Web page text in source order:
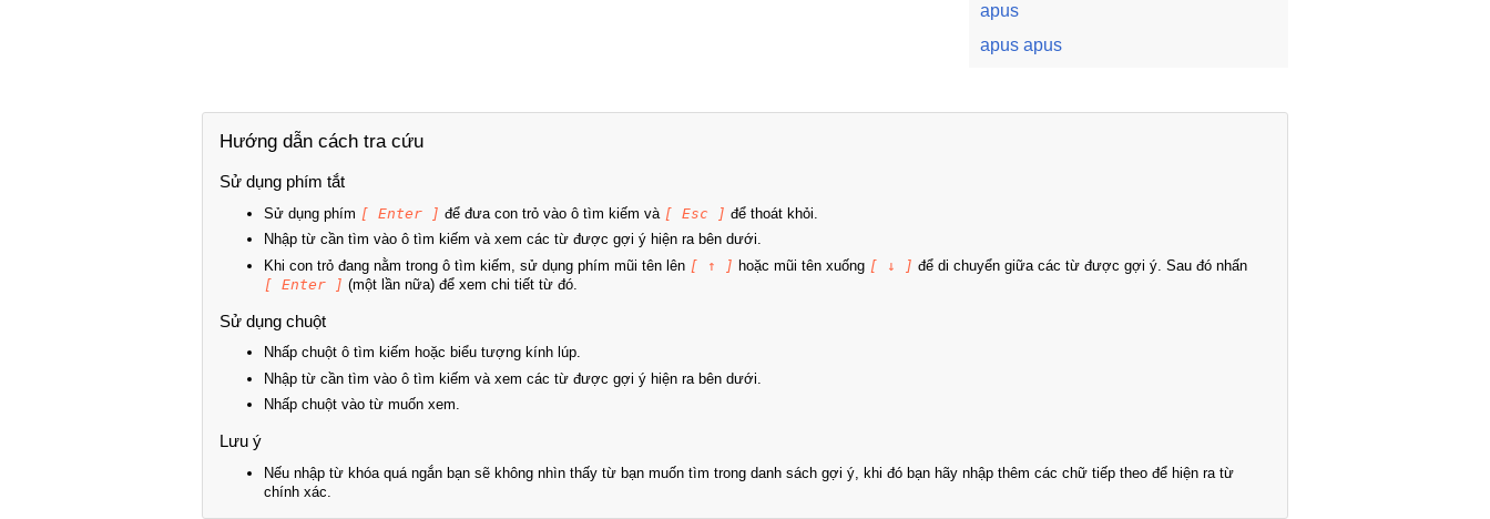
apus
apus apus
Hướng dẫn cách tra cứu
Sử dụng phím tắt
Sử dụng phím [ Enter ] để đưa con trỏ vào ô tìm kiếm và [ Esc ] để thoát khỏi.
Nhập từ cần tìm vào ô tìm kiếm và xem các từ được gợi ý hiện ra bên dưới.
Khi con trỏ đang nằm trong ô tìm kiếm, sử dụng phím mũi tên lên [ ↑ ] hoặc mũi tên xuống [ ↓ ] để di chuyển giữa các từ được gợi ý. Sau đó nhấn
[ Enter ] (một lần nữa) để xem chi tiết từ đó.
Sử dụng chuột
Nhấp chuột ô tìm kiếm hoặc biểu tượng kính lúp.
Nhập từ cần tìm vào ô tìm kiếm và xem các từ được gợi ý hiện ra bên dưới.
Nhấp chuột vào từ muốn xem.
Lưu ý
Nếu nhập từ khóa quá ngắn bạn sẽ không nhìn thấy từ bạn muốn tìm trong danh sách gợi ý, khi đó bạn hãy nhập thêm các chữ tiếp theo để hiện ra từ
chính xác.